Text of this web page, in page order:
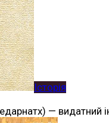
Історія
— видатний